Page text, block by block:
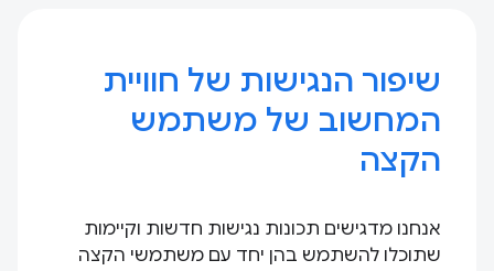
שיפור הנגישות של חוויית
המחשוב של משתמש
הקצה
אנחנו מדגישים תכונות נגישות חדשות וקיימות
שתוכלו להשתמש בהן יחד עם משתמשי הקצה